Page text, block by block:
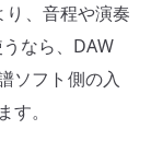
、音程や演奏
なら、DAW
ソフト側の入
。